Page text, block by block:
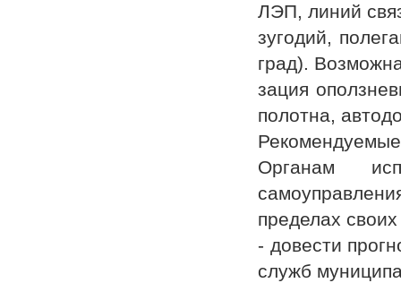
ЛЭП, линий
зугодий,
град).
зация
полотна,
Органам
пределах
- довести
служб